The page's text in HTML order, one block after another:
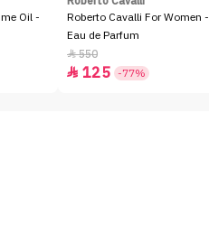
Oil -
Roberto Cavalli For Women -
Eau de Parfum
550
 125 -77%